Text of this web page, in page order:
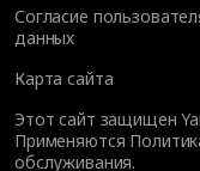
Согласие
данных
Карта сайта
Этот сайт защищен
Применяются
обслуживания.